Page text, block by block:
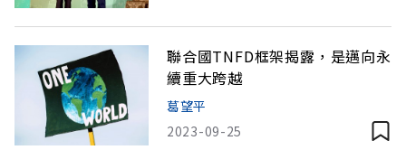
聯合國TNFD框架揭露，是邁向永
續重大跨越
葛望平
2023-09-25